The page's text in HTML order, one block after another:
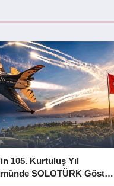
105. Kurtuluş Yıl
SOLOTÜRK Gösteri